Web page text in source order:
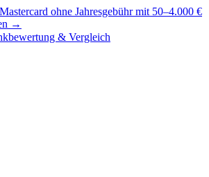
ohne Jahresgebühr mit 50–4.000 €
→
& Vergleich